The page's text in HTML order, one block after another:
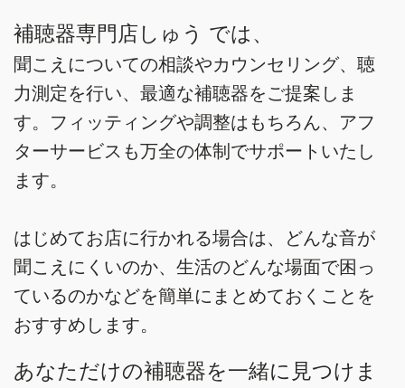
補聴器専門店しゅう では、
聞こえについての相談やカウンセリング、聴
力測定を行い、最適な補聴器をご提案しま
す。フィッティングや調整はもちろん、アフ
ターサービスも万全の体制でサポートいたし
ます。
はじめてお店に行かれる場合は、どんな音が
聞こえにくいのか、生活のどんな場面で困っ
ているのかなどを簡単にまとめておくことを
おすすめします。
あなただけの補聴器を一緒に見つけま